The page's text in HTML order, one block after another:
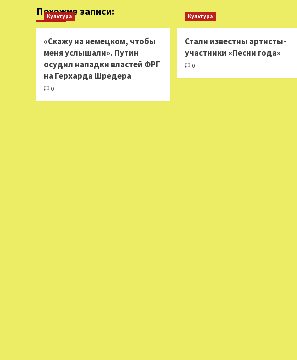
Похожие записи:
Культура
«Скажу на немецком, чтобы
меня услышали». Путин
осудил нападки властей ФРГ
на Герхарда Шредера
0
Культура
Стали известны артисты-
участники «Песни года»
0